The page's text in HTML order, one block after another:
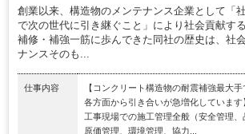
創業以来、構造物のメンテナンス企業として「
で次の世代に引き継ぐこと」により社会貢献す
補修・補強一筋に歩んできた同社の歴史は、社
ナンスそのも...
仕事内容
【コンクリート構造物の耐震補強最大
各方面から引き合いが急増化していま
工事現場での施工管理全般（安全管理、
原価管理、環境管理、協力...